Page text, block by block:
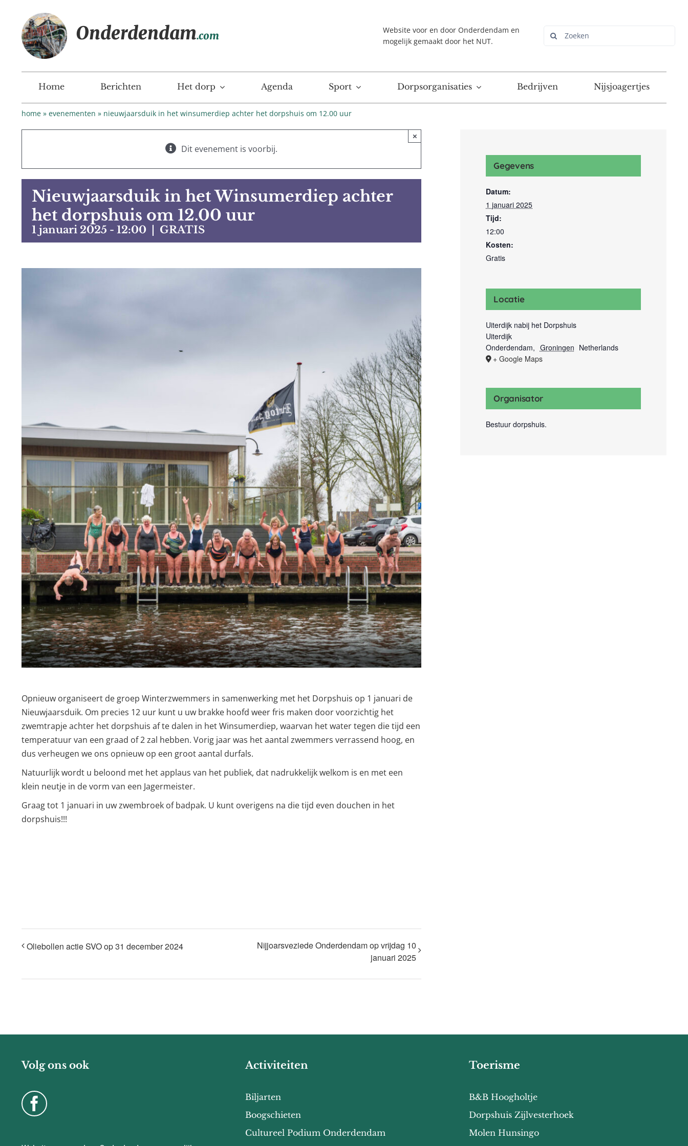
inhoud
Onderdendam.com
Website voor en door Onderdendam en
mogelijk gemaakt door het NUT.
Zoeken
Home Berichten Het dorp Agenda Sport Dorpsorganisaties Bedrijven Nijsjoagertjes
home» evenementen » nieuwjaarsduik in het winsumerdiep achter het dorpshuis om 12.00 uur
Dit evenement is voorbij.
×
Nieuwjaarsduik in het Winsumerdiep achter
het dorpshuis om 12.00 uur
1 januari 2025 - 12:00 GRATIS
Opnieuw organiseert de groep Winterzwemmers in samenwerking met het Dorpshuis op 1 januari de
Nieuwjaarsduik. Om precies 12 uur kunt u uw brakke hoofd weer fris maken door voorzichtig het
zwemtrapje achter het dorpshuis af te dalen in het Winsumerdiep, waarvan het water tegen die tijd een
temperatuur van een graad of 2 zal hebben. Vorig jaar was het aantal zwemmers verrassend hoog, en
dus verheugen we ons opnieuw op een groot aantal durfals.
Natuurlijk wordt u beloond met het applaus van het publiek, dat nadrukkelijk welkom is en met een
klein neutje in de vorm van een Jagermeister.
Graag tot 1 januari in uw zwembroek of badpak. U kunt overigens na die tijd even douchen in het
dorpshuis!!!
Oliebollen actie SVO op 31 december 2024
Nijjoarsveziede Onderdendam op vrijdag 10
januari 2025
Gegevens
Datum:
1 januari 2025
Tijd:
12:00
Kosten:
Gratis
Locatie
Uiterdijk nabij het Dorpshuis
Uiterdijk
Onderdendam, Groningen Netherlands
+ Google Maps
Organisator
Bestuur dorpshuis.
Volg ons ook Activiteiten
Biljarten
Boogschieten
Cultureel Podium Onderdendam
Toerisme
B&B Hoogholtje
Dorpshuis Zijlvesterhoek
Molen Hunsingo